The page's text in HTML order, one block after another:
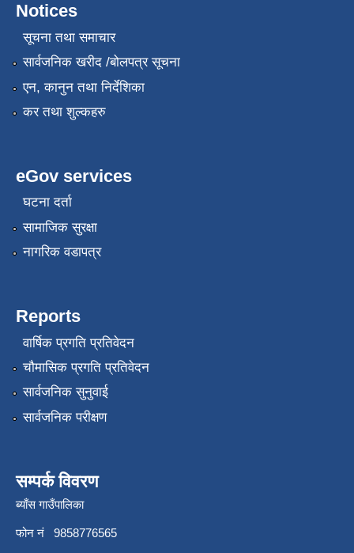
Notices
सूचना तथा समाचार
सार्वजनिक खरीद /बोलपत्र सूचना
एन, कानुन तथा निर्देशिका
कर तथा शुल्कहरु
eGov services
घटना दर्ता
सामाजिक सुरक्षा
नागरिक वडापत्र
Reports
वार्षिक प्रगति प्रतिवेदन
चौमासिक प्रगति प्रतिवेदन
सार्वजनिक सुनुवाई
सार्वजनिक परीक्षण
सम्पर्क विवरण
ब्याँस गाउँपालिका
फोन नं 9858776565